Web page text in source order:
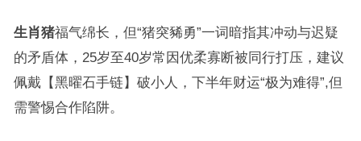
生肖猪福气绵长，但“猪突豨勇”一词暗指其冲动与迟疑
的矛盾体，25岁至40岁常因优柔寡断被同行打压，建议
佩戴【黑曜石手链】破小人，下半年财运“极为难得”,但
需警惕合作陷阱。